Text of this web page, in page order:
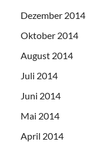
Dezember 2014
Oktober 2014
August 2014
Juli 2014
Juni 2014
Mai 2014
April 2014